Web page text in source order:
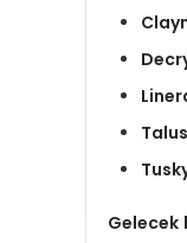
Talus